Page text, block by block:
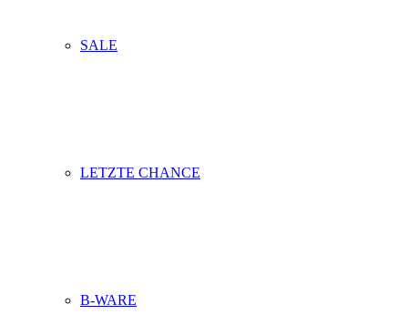
SALE
LETZTE CHANCE
B-WARE